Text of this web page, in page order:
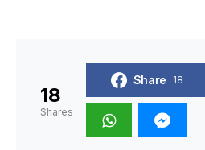
18
Shares
Share 18